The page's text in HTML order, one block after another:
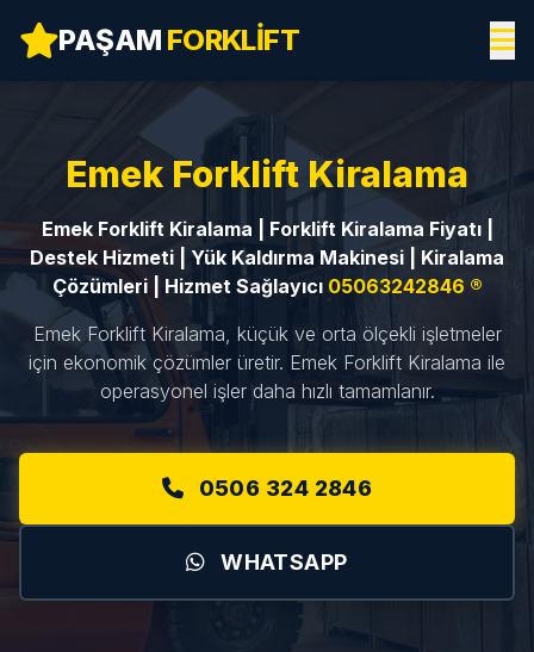
PAŞAM FORKLIFT
Emek Forklift Kiralama
Emek Forklift Kiralama | Forklift Kiralama Fiyatı |
Destek Hizmeti | Yük Kaldırma Makinesi | Kiralama
Çözümleri | Hizmet Sağlayıcı05063242846 ®
Emek Forklift Kiralama, küçük ve orta ölçekli işletmeler
için ekonomik çözümler üretir. Emek Forklift Kiralama ile
operasyonel işler daha hızlı tamamlanır.
0506 324 2846
WHATSAPP